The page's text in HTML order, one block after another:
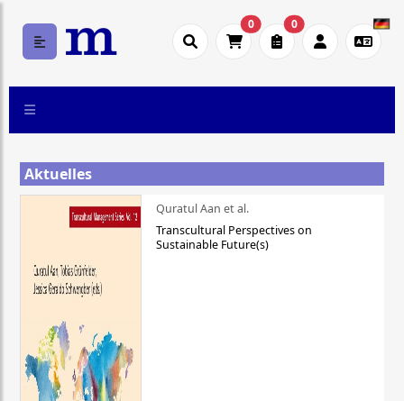
0 0
Aktuelles
Quratul Aan et al.
Transcultural Perspectives on
Sustainable Future(s)